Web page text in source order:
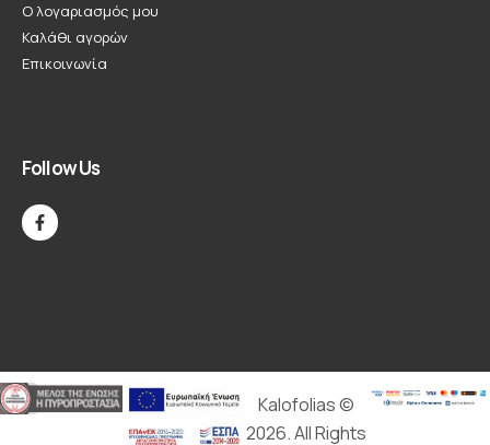
Ο λογαριασμός μου
Καλάθι αγορών
Επικοινωνία
Follow Us
Kalofolias ©
2026. All Rights